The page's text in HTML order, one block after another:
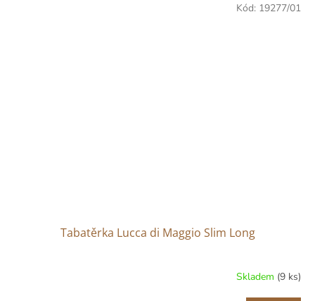
Tabatěrka Lucca di Maggio Slim Long
Skladem (9 ks)
Kód: 19277/01